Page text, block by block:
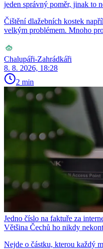
jeden správný poměr, jinak to
Čištění dlažebních kostek
velkým problémem. Mnoho
Chalupáři-Zahrádkáři
8. 8. 2026, 18:28
2 min
Jedno číslo na faktuře za
Většina Čechů ho nikdy
Nejde o částku, kterou každý